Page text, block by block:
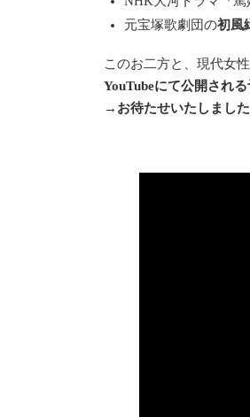
元宝塚歌劇団の初風
このお二方と、現代女
YouTubeにて公開される
→ お待たせいたしまし